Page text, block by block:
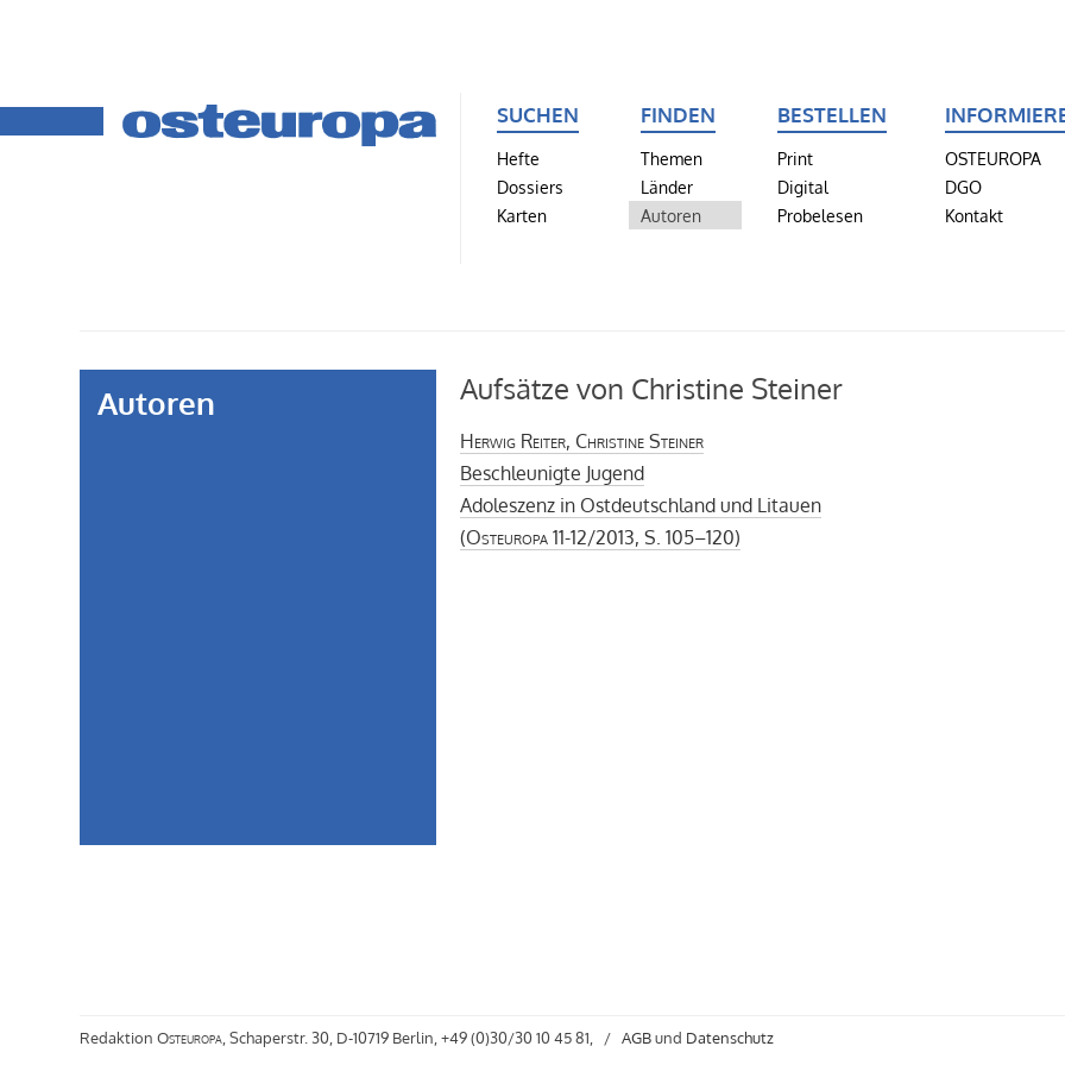
SUCHEN
Hefte
Dossiers
Karten
FINDEN
Themen
Länder
Autoren
BESTELLEN
Print
Digital
Probelesen
OSTEUROPA
DGO
Kontakt
Autoren Aufsätze von Christine Steiner
Herwig Reiter, Christine Steiner
Beschleunigte Jugend
Adoleszenz in Ostdeutschland und Litauen
(Osteuropa 11-12/2013, S. 105–120)
RedaktionOsteuropa , Schaperstr. 30, D-10719 Berlin, +49 (0)30/30 10 45 81, /AGBund Datenschutz